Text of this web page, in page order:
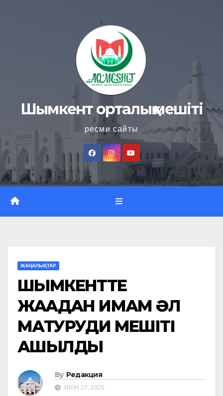
Шымкент орталық мешіті
ресми сайты
ЖАҢАЛЫҚТАР
ШЫМКЕНТТЕ
ЖАҢАДАН ИМАМ ӘЛ
МАТУРУДИ МЕШІТІ
АШЫЛДЫ
By Редакция
ИЮН 27, 2025